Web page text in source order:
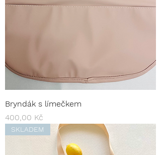
Bryndák s límečkem
Cena
400,00 Kč
SKLADEM